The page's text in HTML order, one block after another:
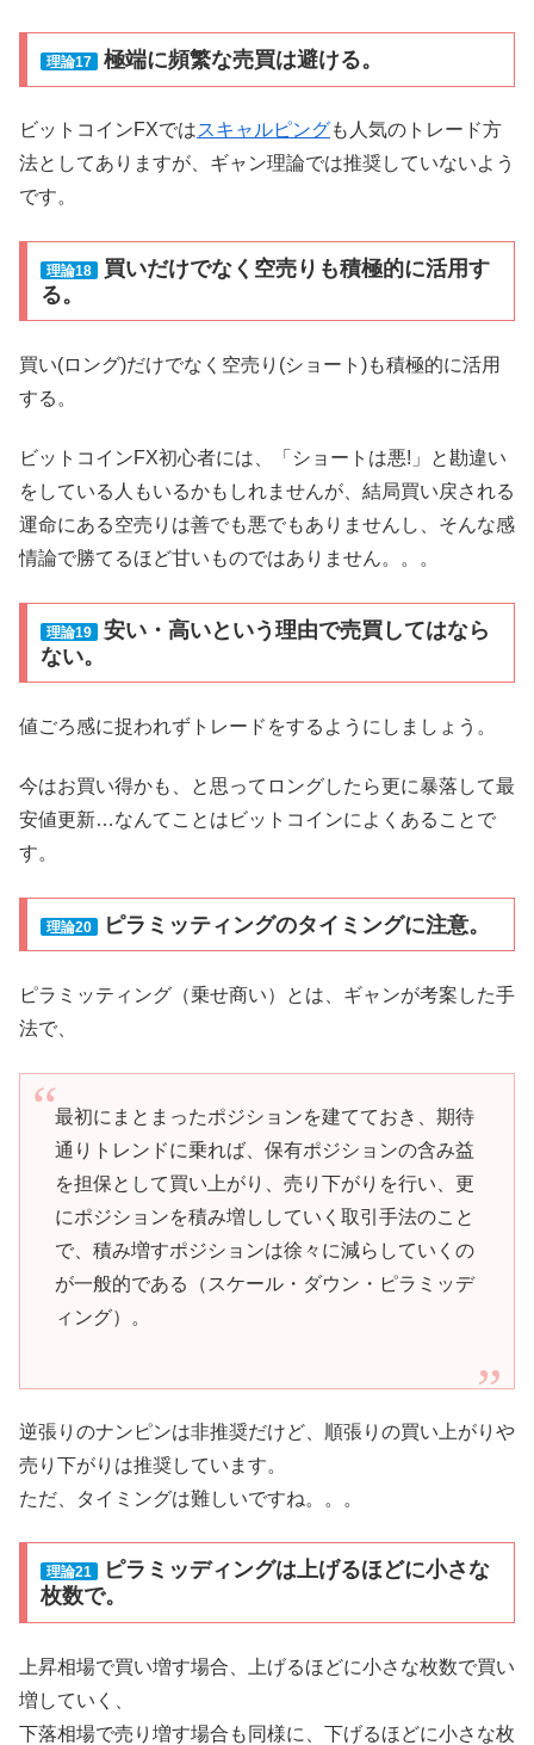
理論17 極端に頻繁な売買は避ける。
ビットコインFXではスキャルピングも人気のトレード方
法としてありますが、ギャン理論では推奨していないよう
です。
理論18 買いだけでなく空売りも積極的に活用す
る。
買い(ロング)だけでなく空売り(ショート)も積極的に活用
する。
ビットコインFX初心者には、「ショートは悪!」と勘違い
をしている人もいるかもしれませんが、結局買い戻される
運命にある空売りは善でも悪でもありませんし、そんな感
情論で勝てるほど甘いものではありません。。。
理論19 安い・高いという理由で売買してはなら
ない。
値ごろ感に捉われずトレードをするようにしましょう。
今はお買い得かも、と思ってロングしたら更に暴落して最
安値更新…なんてことはビットコインによくあることで
す。
理論20 ピラミッティングのタイミングに注意。
ピラミッティング（乗せ商い）とは、ギャンが考案した手
法で、
最初にまとまったポジションを建てておき、期待
通りトレンドに乗れば、保有ポジションの含み益
を担保として買い上がり、売り下がりを行い、更
にポジションを積み増ししていく取引手法のこと
で、積み増すポジションは徐々に減らしていくの
が一般的である（スケール・ダウン・ピラミッデ
ィング）。
逆張りのナンピンは非推奨だけど、順張りの買い上がりや
売り下がりは推奨しています。
ただ、タイミングは難しいですね。。。
理論21 ピラミッディングは上げるほどに小さな
枚数で。
上昇相場で買い増す場合、上げるほどに小さな枚数で買い
増していく、
下落相場で売り増す場合も同様に、下げるほどに小さな枚